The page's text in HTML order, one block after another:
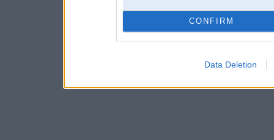
CONFIRM
Data Deletion